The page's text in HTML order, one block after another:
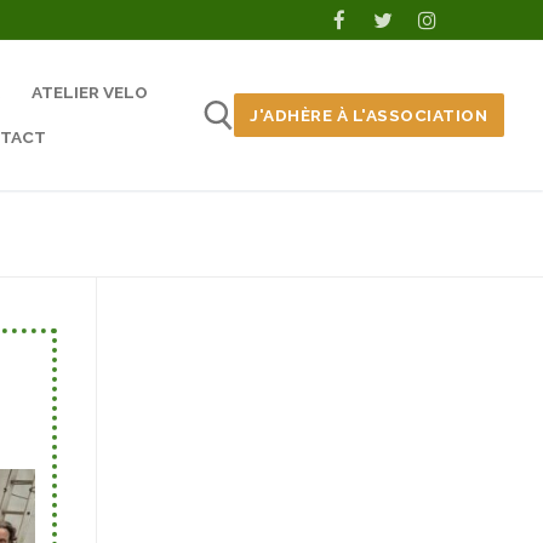
ATELIER VELO
J'ADHÈRE À L'ASSOCIATION